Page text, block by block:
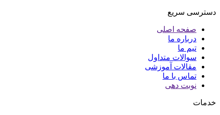
دسترسی سریع
صفحه اصلی
درباره ما
تیم ما
سوالات متداول
مقالات آموزشی
تماس با ما
نوبت دهی
خدمات